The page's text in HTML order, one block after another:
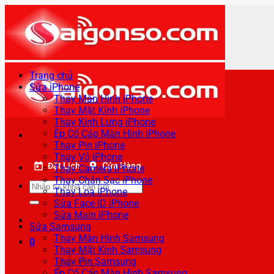
qua
nội
dung
Đặt Lịch Cửa Hàng
Tìm
kiếm:
0
Trang chủ
Sửa iPhone
Thay Màn Hình iPhone
Thay Mặt Kính iPhone
Thay Kính Lưng iPhone
Ép Cổ Cáp Màn Hình iPhone
Thay Pin iPhone
Thay Vỏ iPhone
Thay Camera iPhone
Thay Chân Sạc iPhone
Thay Loa iPhone
Sửa Face ID iPhone
Sửa Main iPhone
Sửa Samsung
Thay Màn Hình Samsung
Thay Mặt Kính Samsung
Thay Pin Samsung